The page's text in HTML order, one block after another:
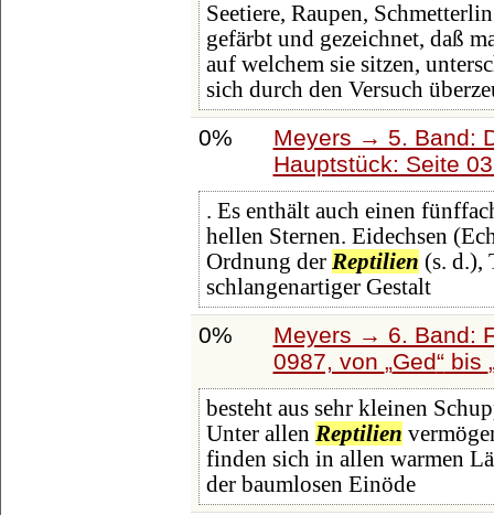
Seetiere, Raupen,
gefärbt und gezeichnet, daß
auf welchem sie sitzen,
sich durch den Versuch
0%
Meyers → 5. Band:
Hauptstück: Seite
. Es enthält auch einen
hellen Sternen. Eidechsen
Ordnung der Reptilien (s. d.),
schlangenartiger Gestalt
0%
Meyers → 6. Band:
0987, von Ged bis
besteht aus sehr kleinen
Unter allen Reptilien
finden sich in allen warmen
der baumlosen Einöde